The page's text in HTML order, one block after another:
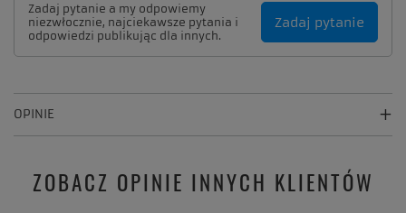
Zadaj pytanie a my odpowiemy
niezwłocznie, najciekawsze pytania i
odpowiedzi publikując dla innych.
Zadaj pytanie
OPINIE
ZOBACZ OPINIE INNYCH KLIENTÓW